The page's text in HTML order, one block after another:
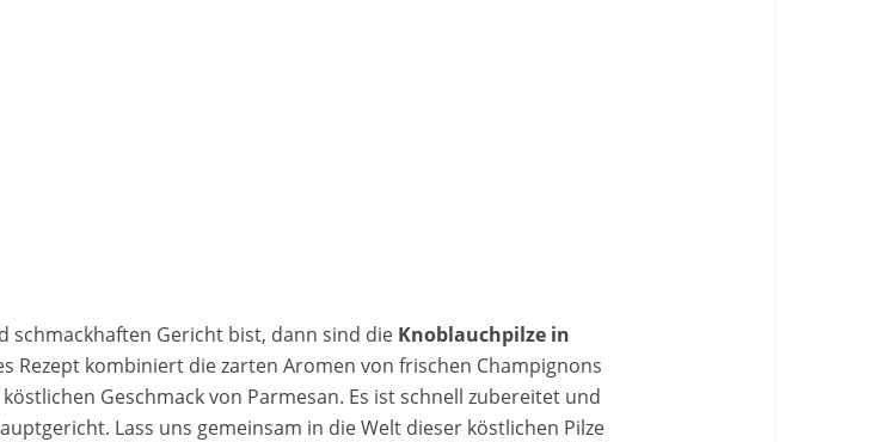
schmackhaften Gericht bist, dann sind die Knoblauchpilze in
Rezept kombiniert die zarten Aromen von frischen Champignons
Geschmack von Parmesan. Es ist schnell zubereitet und
Lass uns gemeinsam in die Welt dieser köstlichen Pilze